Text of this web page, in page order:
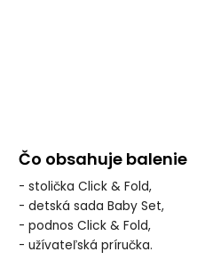
Čo obsahuje balenie
- stolička Click & Fold,
- detská sada Baby Set,
- podnos Click & Fold,
- užívateľská príručka.